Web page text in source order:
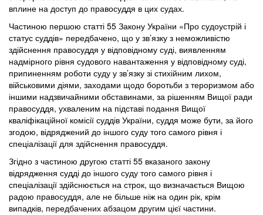
вплине на доступ до правосуддя в цих судах.
Частиною першою статті 55 Закону України «Про судоустрій і
статус суддів» передбачено, що у зв’язку з неможливістю
здійснення правосуддя у відповідному суді, виявленням
надмірного рівня судового навантаження у відповідному суді,
припиненням роботи суду у зв’язку зі стихійним лихом,
військовими діями, заходами щодо боротьби з тероризмом або
іншими надзвичайними обставинами, за рішенням Вищої ради
правосуддя, ухваленим на підставі подання Вищої
кваліфікаційної комісії суддів України, суддя може бути, за його
згодою, відряджений до іншого суду того самого рівня і
спеціалізації для здійснення правосуддя.
Згідно з частиною другою статті 55 вказаного закону
відрядження судді до іншого суду того самого рівня і
спеціалізації здійснюється на строк, що визначається Вищою
радою правосуддя, але не більше ніж на один рік, крім
випадків, передбачених абзацом другим цієї частини.